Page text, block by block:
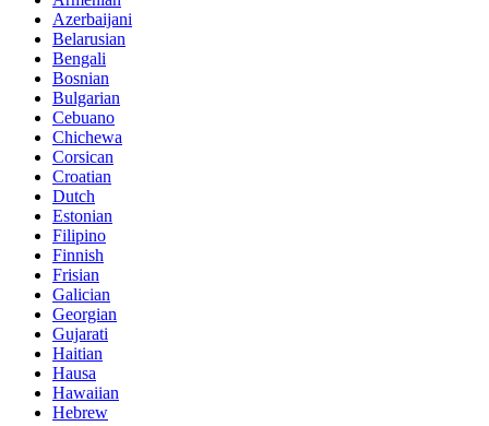
Azerbaijani
Belarusian
Bengali
Bosnian
Bulgarian
Cebuano
Chichewa
Corsican
Croatian
Dutch
Estonian
Filipino
Finnish
Frisian
Galician
Georgian
Gujarati
Haitian
Hausa
Hawaiian
Hebrew